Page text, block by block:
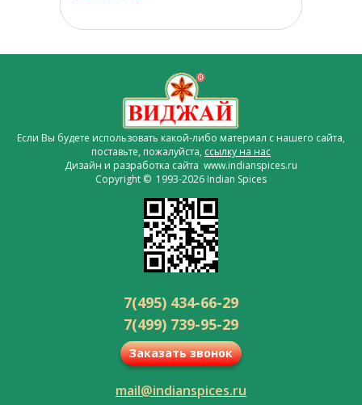
Если Вы будете использовать какой-либо материал с нашего сайта,
поставьте, пожалуйста, ссылку на нас
Дизайн и разработка сайта www.indianspices.ru
Copyright © 1993-2026 Indian Spices
7(495) 434-66-29
7(499) 739-95-29
Заказать звонок
mail@indianspices.ru